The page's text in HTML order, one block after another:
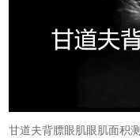
甘道夫背膘眼肌眼肌面积